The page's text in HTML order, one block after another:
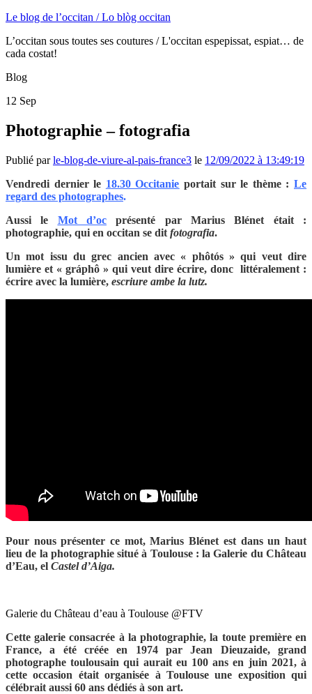
Le blog de l’occitan / Lo blòg occitan
L’occitan sous toutes ses coutures / L'occitan espepissat, espiat… de
cada costat!
Blog
12 Sep
Photographie – fotografia
Publié parle-blog-de-viure-al-pais-france3 le 12/09/2022 à 13:49:19
Vendredi dernier le 18.30 Occitanie portait sur le thème :Le
regard des photographes.
Aussi le Mot d’oc présenté par Marius Blénet était :
photographie, qui en occitan se dit fotografia.
Un mot issu du grec ancien avec « phôtós » qui veut dire
lumière et « gráphô » qui veut dire écrire, donc littéralement :
écrire avec la lumière, escriure ambe la lutz.
Pour nous présenter ce mot, Marius Blénet est dans un haut
lieu de la photographie situé à Toulouse : la Galerie du Château
d’Eau, el Castel d’Aiga.
Galerie du Château d’eau à Toulouse @FTV
Cette galerie consacrée à la photographie, la toute première en
France, a été créée en 1974 par Jean Dieuzaide, grand
photographetoulousain qui aurait eu 100 ans en juin 2021, à
cette occasion était organisée à Toulouse une exposition qui
célébrait aussi 60 ans dédiés à son art.